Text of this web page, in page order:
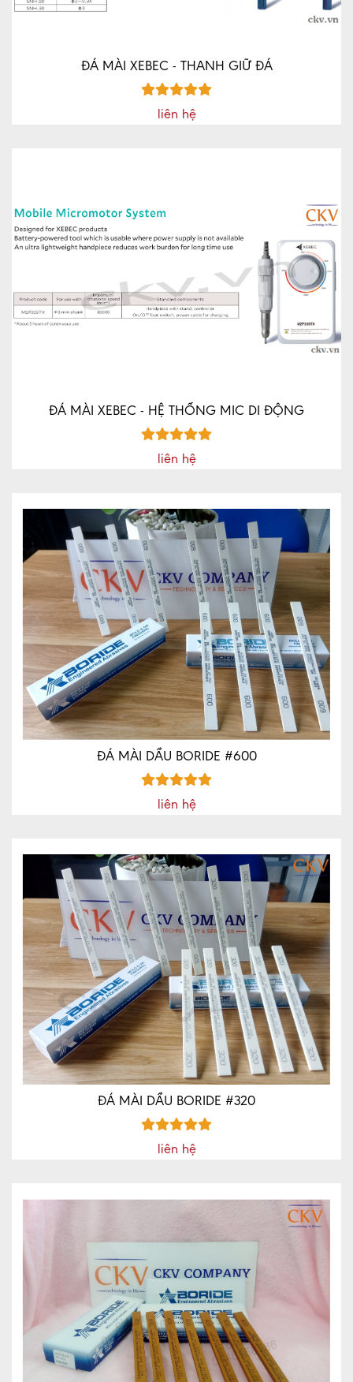
ĐÁ MÀI XEBEC - THANH GIỮ ĐÁ
liên hệ
ĐÁ MÀI XEBEC - HỆ THỐNG MIC DI ĐỘNG
liên hệ
ĐÁ MÀI DẦU BORIDE #600
liên hệ
ĐÁ MÀI DẦU BORIDE #320
liên hệ